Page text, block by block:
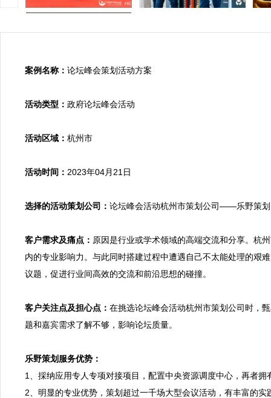
案例名称： 论坛峰会策划活动方案
活动类型： 政府论坛峰会活动
活动区域： 杭州市
活动时间： 2023年04月21日
选择的活动策划公司： 论坛峰会活动杭州市策划公司——乐野策划
客户需求及痛点： 原因是行业或学术领域的高端交流和分享。杭
内的专业影响力。与此同时搭建过程中遭遇自己不太能处理的艰
议题，促进行业间高效的交流和前沿思想的碰撞。
客户关注点及担心点： 在挑选论坛峰会活动杭州市策划公司时，
题和嘉宾需求了解不够，影响论坛质量。
乐野策划服务优势：
1、採纳应用专人专项对接项目，配置中央资源调度中心，再者
2、明显的专业优势，策划超过一千场大型会议活动，有丰富的